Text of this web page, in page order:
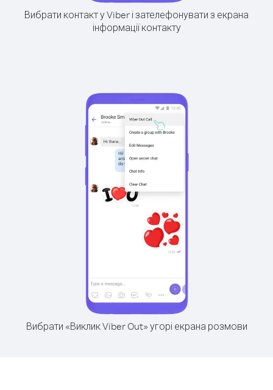
Вибрати контакт у Viber і зателефонувати з екрана
інформації контакту
Вибрати «Виклик Viber Out» угорі екрана розмови